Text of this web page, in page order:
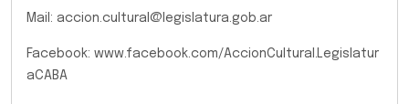
Mail: accion.cultural@legislatura.gob.ar
Facebook: www.facebook.com/AccionCultural.Legislatur
aCABA